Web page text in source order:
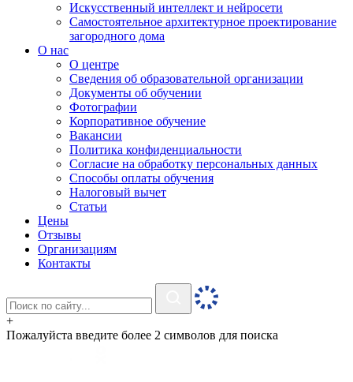
Искусственный интеллект и нейросети
Самостоятельное архитектурное проектирование
загородного дома
О нас
О центре
Сведения об образовательной организации
Документы об обучении
Фотографии
Корпоративное обучение
Вакансии
Политика конфиденциальности
Согласие на обработку персональных данных
Способы оплаты обучения
Налоговый вычет
Статьи
Цены
Отзывы
Организациям
Контакты
+
Пожалуйста введите более 2 символов для поиска